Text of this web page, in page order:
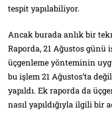
tespit yapılabiliyor.
Ancak burada anlık bir
Raporda, 21 Ağustos günü
üçgenleme yönteminin
bu işlem 21 Ağustos’ta
yapıldı. Ek raporda da
nasıl yapıldığıyla ilgili bir